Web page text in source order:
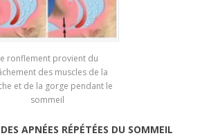
ronflement provient du
des muscles de la
et de la gorge pendant le
sommeil
APNÉES RÉPÉTÉES DU SOMMEIL